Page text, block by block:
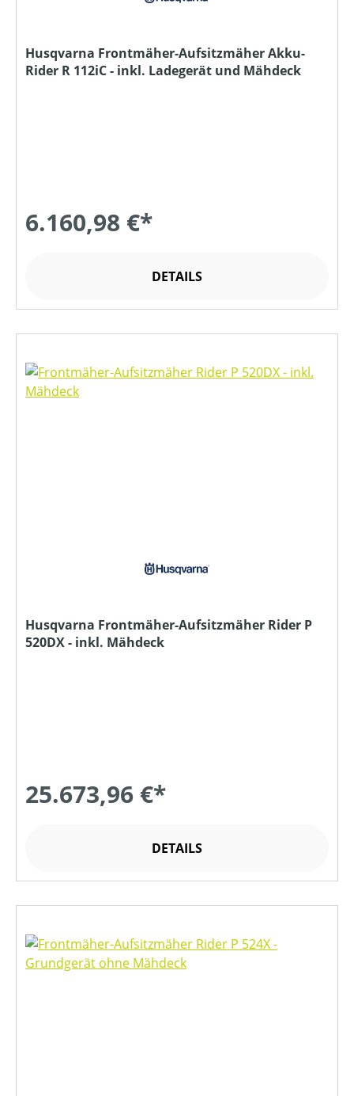
Husqvarna Frontmäher-Aufsitzmäher Akku-
Rider R 112iC - inkl. Ladegerät und Mähdeck
6.160,98 €*
DETAILS
Husqvarna Frontmäher-Aufsitzmäher Rider P
520DX - inkl. Mähdeck
25.673,96 €*
DETAILS